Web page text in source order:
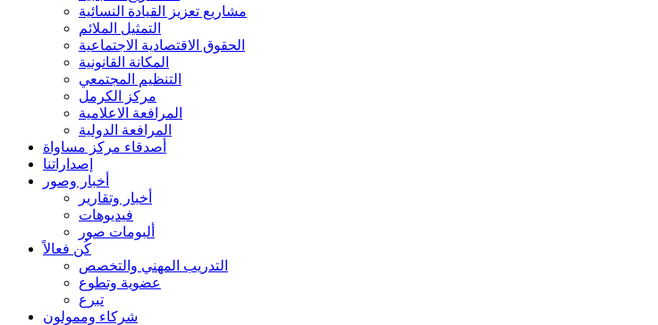
مشاريع تعزيز القيادة النسائية
التمثيل الملائم
الحقوق الاقتصادية الاجتماعية
المكانة القانونية
التنظيم المجتمعي
مركز الكرمل
المرافعة الاعلامية
المرافعة الدولية
أصدقاء مركز مساواة
إصداراتنا
أخبار وصور
أخبار وتقارير
فيديوهات
ألبومات صور
كُن فعالاً
التدريب المهني والتخصص
عضوية وتطوع
تبرع
شركاء وممولون